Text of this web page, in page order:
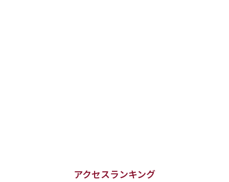
アクセスランキング